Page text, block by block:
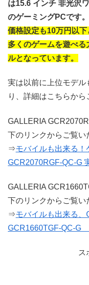
は15.6 インチ 非光沢
のゲーミングPCです。
価格設定も10万円以
多くのゲームを遊べ
ルとなっています。
実は以前に上位モデル
り、詳細はこちらから
GALLERIA
下のリンクからご覧い
⇒モバイルも出来る
GCR2070RGF-QC-G
GALLERIA
下のリンクからご覧い
⇒モバイルも出来る
GCR1660TGF-QC-G
ス